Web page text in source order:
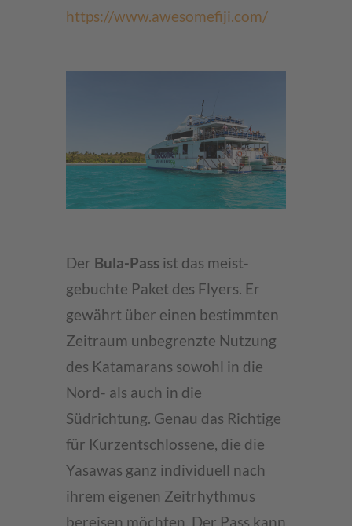
https://www.awesomefiji.com/
Der Bula-Pass ist das meist-
gebuchte Paket des Flyers. Er
gewährt über einen bestimmten
Zeitraum unbegrenzte Nutzung
des Katamarans sowohl in die
Nord- als auch in die
Südrichtung. Genau das Richtige
für Kurzentschlossene, die die
Yasawas ganz individuell nach
ihrem eigenen Zeitrhythmus
bereisen möchten. Der Pass kann